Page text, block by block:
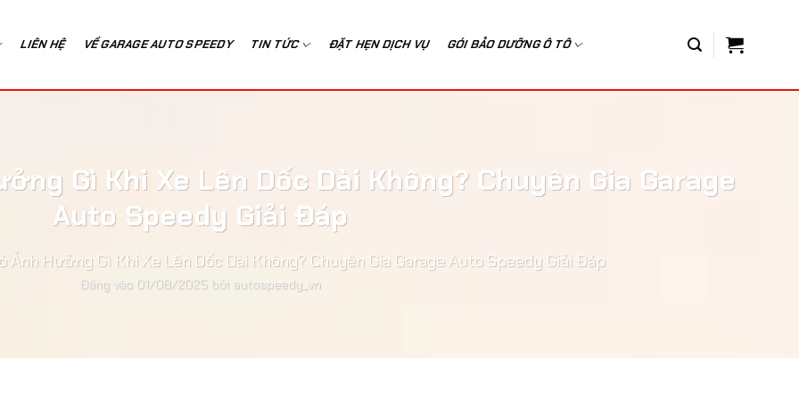
LIÊN HỆ VỀ GARAGE AUTO SPEEDY TIN TỨC ĐẶT HẸN DỊCH VỤ GÓI BẢO DƯỠNG Ô TÔ
Gì Khi Xe Lên Dốc Dài Không? Chuyên Gia Garage
Auto Speedy Giải Đáp
Ảnh Hưởng Gì Khi Xe Lên Dốc Dài Không? Chuyên Gia Garage Auto Speedy Giải Đáp
Đăng vào 01/08/2025 bởi autospeedy_vn